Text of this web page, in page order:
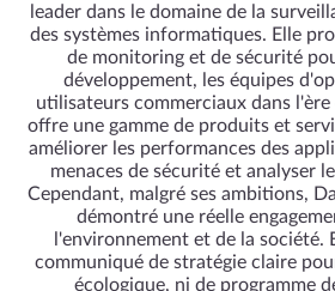
leader dans le domaine de la
des systèmes informatiques. Elle
de monitoring et de sécurité
développement, les équipes
utilisateurs commerciaux dans
offre une gamme de produits et
améliorer les performances des
menaces de sécurité et analyser
Cependant, malgré ses ambitions,
démontré une réelle
l'environnement et de la société.
communiqué de stratégie claire
écologique, ni de programme